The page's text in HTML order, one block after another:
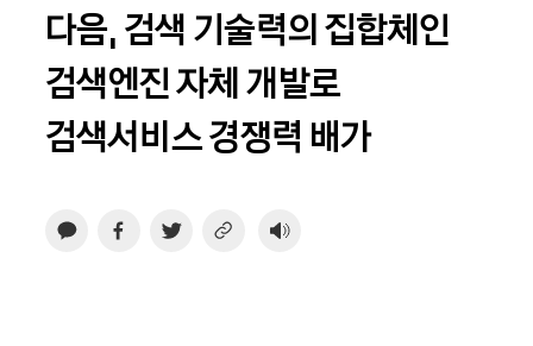
다음, 검색 기술력의 집합체인
검색엔진 자체 개발로
검색서비스 경쟁력 배가